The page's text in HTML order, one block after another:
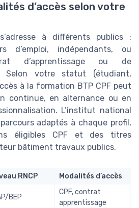
d’accès selon votre
à différents publics :
d’emploi, indépendants, ou
d’apprentissage ou de
Selon votre statut (étudiant,
à la formation BTP CPF peut
continue, en alternance ou en
L’institut national
adaptés à chaque profil,
éligibles CPF et des titres
bâtiment travaux publics.
RNCP
Modalités d’accès
BEP
CPF, contrat
apprentissage